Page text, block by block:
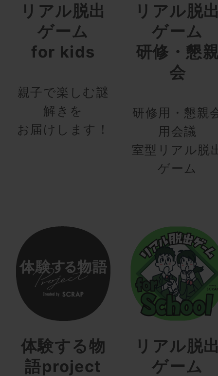
リアル脱出
ゲーム
for kids
親子で楽しむ謎
解きを
お届けします！
リアル脱
ゲーム
研修・懇
会
研修用・懇親
用会議
室型リアル脱
ゲーム
体験する物
語project
リアル脱
ゲーム